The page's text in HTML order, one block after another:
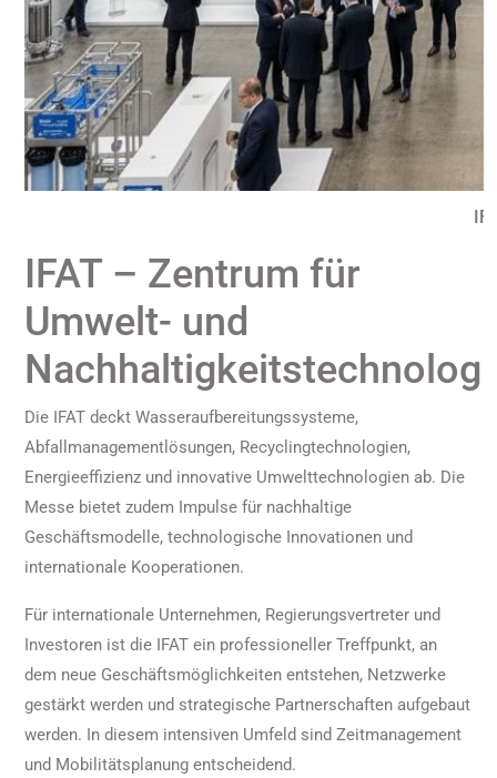
IFAT – Zentrum für
Umwelt- und
Die IFAT deckt Wasseraufbereitungssysteme,
Abfallmanagementlösungen, Recyclingtechnologien,
Energieeffizienz und innovative Umwelttechnologien ab. Die
Messe bietet zudem Impulse für nachhaltige
Geschäftsmodelle, technologische Innovationen und
internationale Kooperationen.
Für internationale Unternehmen, Regierungsvertreter und
Investoren ist die IFAT ein professioneller Treffpunkt, an
dem neue Geschäftsmöglichkeiten entstehen, Netzwerke
gestärkt werden und strategische Partnerschaften aufgebaut
werden. In diesem intensiven Umfeld sind Zeitmanagement
und Mobilitätsplanung entscheidend.